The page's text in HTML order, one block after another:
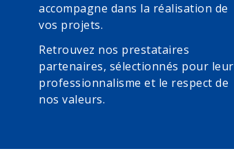
accompagne dans la réalisation de
vos projets.
Retrouvez nos prestataires
partenaires, sélectionnés pour leur
professionnalisme et le respect de
nos valeurs.